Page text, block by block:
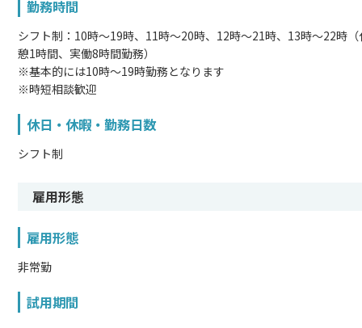
勤務時間
シフト制：10時～19時、11時～20時、12時～21時、13時～22時（
憩1時間、実働8時間勤務）
※基本的には10時～19時勤務となります
※時短相談歓迎
休日・休暇・勤務日数
シフト制
雇用形態
雇用形態
非常勤
試用期間